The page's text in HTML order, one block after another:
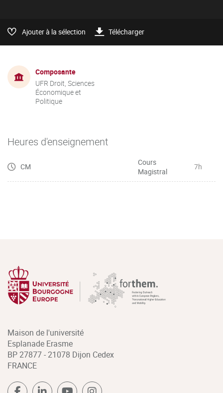
Ajouter à la sélection Télécharger
Composante
UFR Droit, Sciences
Économique et
Politique
Heures d'enseignement
CM
Cours
Magistral
7h
Maison de l'université
Esplanade Erasme
BP 27877 - 21078 Dijon Cedex
FRANCE